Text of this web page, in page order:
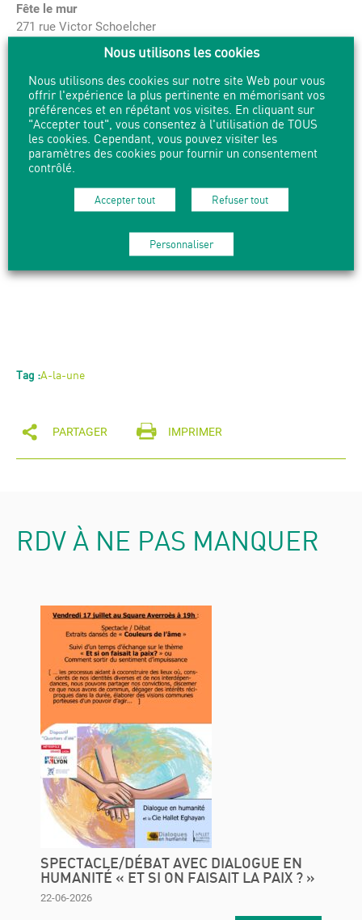
Fête le mur
271 rue Victor Schoelcher
https://fetelemur.com/implantation/lyon-la-duchere/
Lyon La Duchère (club de football)
264 Avenue Sakharov
09 78 31 02 01
https://www.lyonladuchere.fr/
Maison de l’enfance de la Duchère
105 Avenue Jean Fournier
https://www.lyon.fr/lieu/maisons-de-lenfance/maison-de-
Tag :A-la-une
PARTAGER IMPRIMER
RDV À NE PAS MANQUER
SPECTACLE/DÉBAT AVEC DIALOGUE EN
HUMANITÉ « ET SI ON FAISAIT LA PAIX ? »
22-06-2026
Nous utilisons les cookies
Nous utilisons des cookies sur notre site Web pour vous
offrir l'expérience la plus pertinente en mémorisant vos
préférences et en répétant vos visites. En cliquant sur
"Accepter tout", vous consentez à l'utilisation de TOUS
les cookies. Cependant, vous pouvez visiter les
paramètres des cookies pour fournir un consentement
contrôlé.
Accepter tout Refuser tout
Personnaliser